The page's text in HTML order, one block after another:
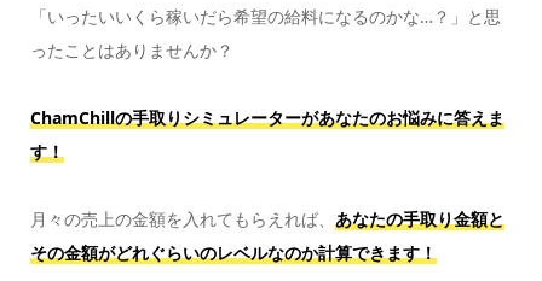
「いったいいくら稼いだら希望の給料になるのかな…？」と思
ったことはありませんか？
ChamChillの手取りシミュレーターがあなたのお悩みに答えま
す！
月々の売上の金額を入れてもらえれば、 あなたの手取り金額と
その金額がどれぐらいのレベルなのか計算できます！